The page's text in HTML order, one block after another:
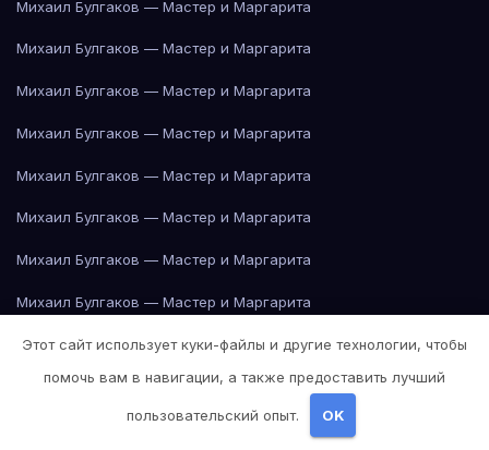
Михаил Булгаков — Мастер и Маргарита
Михаил Булгаков — Мастер и Маргарита
Михаил Булгаков — Мастер и Маргарита
Михаил Булгаков — Мастер и Маргарита
Михаил Булгаков — Мастер и Маргарита
Михаил Булгаков — Мастер и Маргарита
Михаил Булгаков — Мастер и Маргарита
Михаил Булгаков — Мастер и Маргарита
Михаил Булгаков — Мастер и Маргарита
Михаил Булгаков — Мастер и Маргарита
Этот сайт использует куки-файлы и другие технологии, чтобы
помочь вам в навигации, а также предоставить лучший
пользовательский опыт. OK